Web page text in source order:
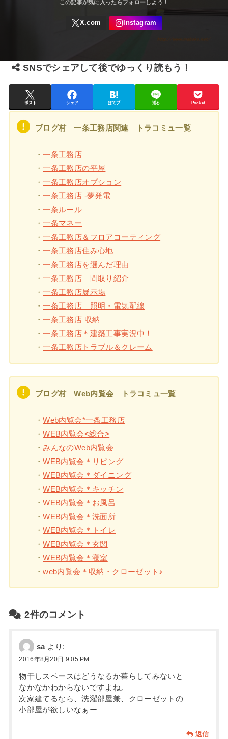
SNSでシェアして後でゆっくり読もう！
ポスト シェア はてブ 送る Pocket
ブログ村 一条工務店関連 トラコミュ一覧
・一条工務店
・一条工務店の平屋
・一条工務店オプション
・一条工務店 -夢発電
・一条ルール
・一条マネー
・一条工務店＆フロアコーティング
・一条工務店住み心地
・一条工務店を選んだ理由
・一条工務店 間取り紹介
・一条工務店展示場
・一条工務店 照明・電気配線
・一条工務店 収納
・一条工務店＊建築工事実況中！
・一条工務店トラブル＆クレーム
ブログ村 Web内覧会 トラコミュ一覧
・Web内覧会*一条工務店
・WEB内覧会<総合>
・みんなのWeb内覧会
・WEB内覧会＊リビング
・WEB内覧会＊ダイニング
・WEB内覧会＊キッチン
・WEB内覧会＊お風呂
・WEB内覧会＊洗面所
・WEB内覧会＊トイレ
・WEB内覧会＊玄関
・WEB内覧会＊寝室
・web内覧会＊収納・クローゼット♪
2件のコメント
sa より:
2016年8月20日 9:05 PM
物干しスペースはどうなるか暮らしてみないと
なかなかわからないですよね。
次家建てるなら、洗濯部屋兼、クローゼットの
小部屋が欲しいなぁー
返信